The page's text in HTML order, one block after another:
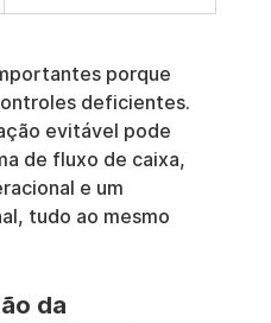
porque
deficientes.
evitável pode
de fluxo de caixa,
e um
tudo ao mesmo
da